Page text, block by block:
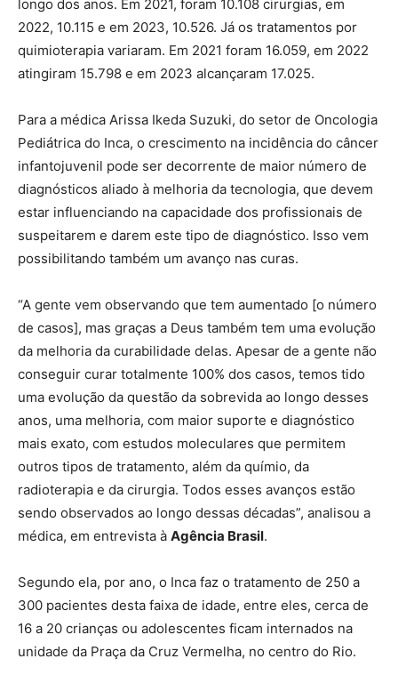
longo dos anos. Em 2021, foram 10.108 cirurgias, em
2022, 10.115 e em 2023, 10.526. Já os tratamentos por
quimioterapia variaram. Em 2021 foram 16.059, em 2022
atingiram 15.798 e em 2023 alcançaram 17.025.
Para a médica Arissa Ikeda Suzuki, do setor de Oncologia
Pediátrica do Inca, o crescimento na incidência do câncer
infantojuvenil pode ser decorrente de maior número de
diagnósticos aliado à melhoria da tecnologia, que devem
estar influenciando na capacidade dos profissionais de
suspeitarem e darem este tipo de diagnóstico. Isso vem
possibilitando também um avanço nas curas.
“A gente vem observando que tem aumentado [o número
de casos], mas graças a Deus também tem uma evolução
da melhoria da curabilidade delas. Apesar de a gente não
conseguir curar totalmente 100% dos casos, temos tido
uma evolução da questão da sobrevida ao longo desses
anos, uma melhoria, com maior suporte e diagnóstico
mais exato, com estudos moleculares que permitem
outros tipos de tratamento, além da químio, da
radioterapia e da cirurgia. Todos esses avanços estão
sendo observados ao longo dessas décadas”, analisou a
médica, em entrevista à Agência Brasil.
Segundo ela, por ano, o Inca faz o tratamento de 250 a
300 pacientes desta faixa de idade, entre eles, cerca de
16 a 20 crianças ou adolescentes ficam internados na
unidade da Praça da Cruz Vermelha, no centro do Rio.